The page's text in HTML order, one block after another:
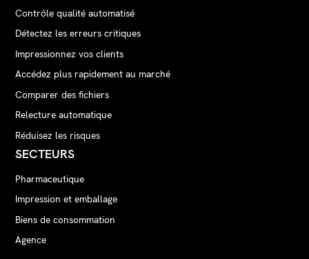
Contrôle qualité automatisé
Détectez les erreurs critiques
Impressionnez vos clients
Accédez plus rapidement au marché
Comparer des fichiers
Relecture automatique
Réduisez les risques
SECTEURS
Pharmaceutique
Impression et emballage
Biens de consommation
Agence